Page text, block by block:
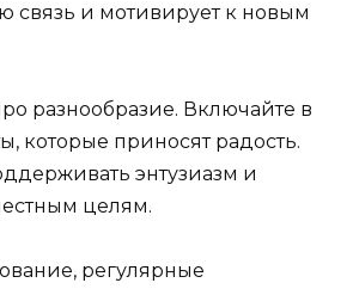
связь и мотивирует к новым
разнообразие. Включайте в
которые приносят радость.
энтузиазм и
целям.
регулярные